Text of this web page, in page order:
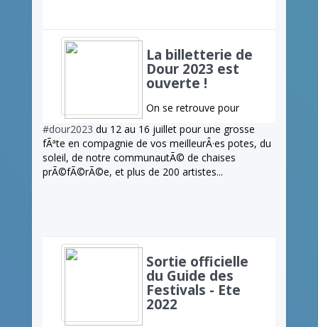
La billetterie de
Dour 2023 est
ouverte !
On se retrouve pour
#dour2023 du 12 au 16 juillet pour une grosse
fÃªte en compagnie de vos meilleurÂ·es potes, du
soleil, de notre communautÃ© de chaises
prÃ©fÃ©rÃ©e, et plus de 200 artistes...
Sortie officielle
du Guide des
Festivals - Ete
2022